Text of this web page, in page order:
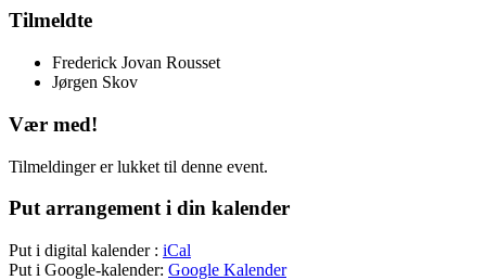
Tilmeldte
Frederick Jovan Rousset
Jørgen Skov
Vær med!
Tilmeldinger er lukket til denne event.
Put arrangement i din kalender
Put i digital kalender : iCal
Put i Google-kalender: Google Kalender